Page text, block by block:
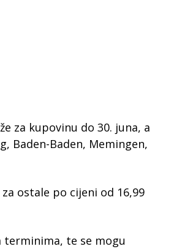
za kupovinu do 30. juna, a
Baden-Baden, Memingen,
ostale po cijeni od 16,99
terminima, te se mogu